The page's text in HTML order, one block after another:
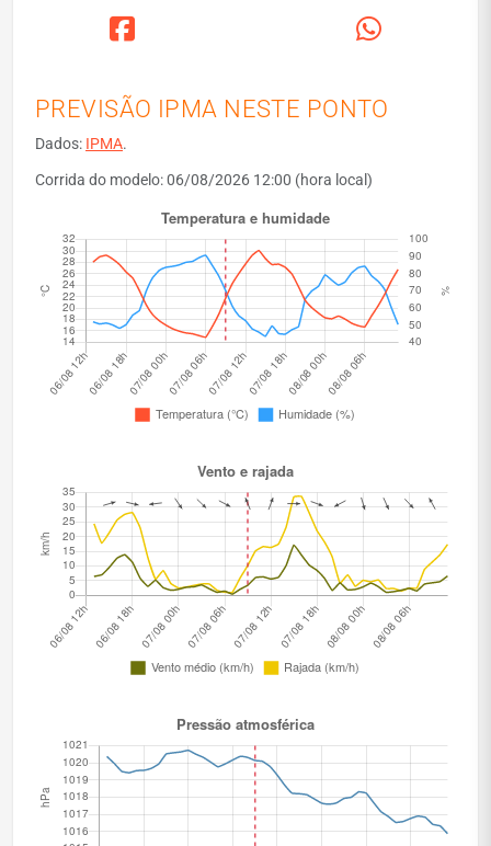
PREVISÃO IPMA NESTE PONTO
Dados: IPMA.
Corrida do modelo: 06/08/2026 12:00 (hora local)